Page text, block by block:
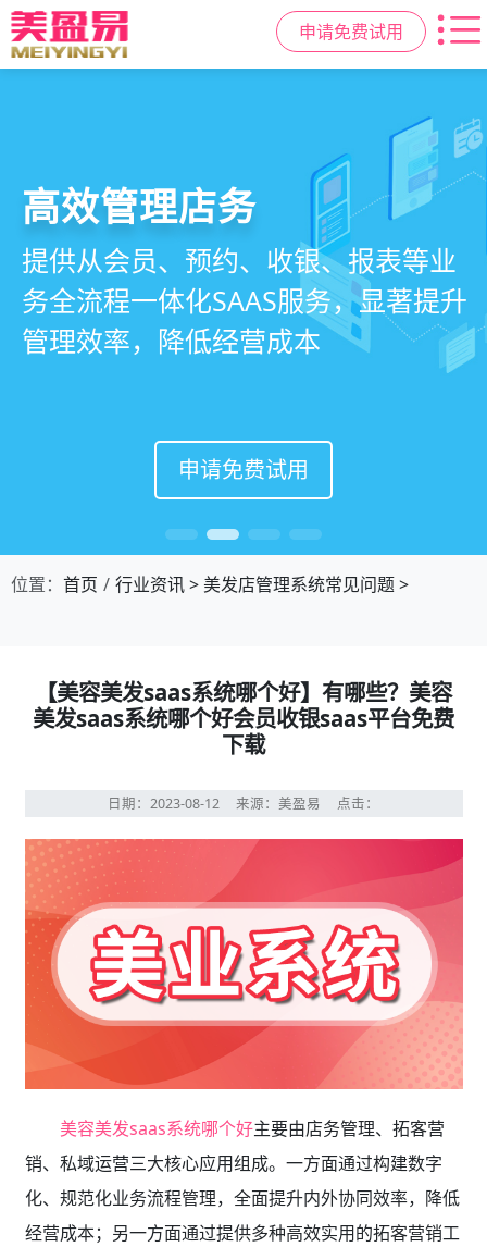
申请免费试用
美容美发管理系统
店务+拓客+020一体化，一站式解决
美发门店经营管理需求
申请免费试用
高效管理店务
提供从会员、预约、收银、报表等业
务全流程一体化SAAS服务，显著提升
管理效率，降低经营成本
申请免费试用
社交裂变拓客
基于拼团、砍价、分销、异业合作等
网红社交营销玩法，海量爆款方案一
键套用，快速引爆门店客流
申请免费试用
小程序商城
小程序链接商家、手艺人、客户，打
通线上线下，让口碑传播有抓手，赋
能社交裂变，盘活私域流量
申请免费试用
位置： 首页 行业资讯>美发店管理系统常见问题>
【美容美发saas系统哪个好】有哪些？美容
美发saas系统哪个好会员收银saas平台免费
下载
日期：2023-08-12 来源：美盈易 点击：
美容美发saas系统哪个好主要由店务管理、拓客营
销、私域运营三大核心应用组成。一方面通过构建数字
化、规范化业务流程管理，全面提升内外协同效率，降低
经营成本；另一方面通过提供多种高效实用的拓客营销工